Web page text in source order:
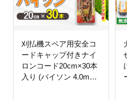
刈払機スペア用安全コ
ードキャップ付きナイ
ロンコード20cm×30本
入り (バイソン 4.0mm